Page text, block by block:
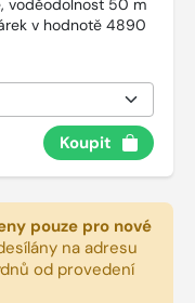
voděodolnost 50 m
v hodnotě 4890
Koupit
pouze pro nové
na adresu
od provedení